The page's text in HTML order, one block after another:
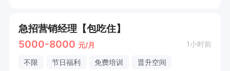
急招营销经理【包吃住】
5000-8000 元/月 1小时前
不限 节日福利 免费培训 晋升空间